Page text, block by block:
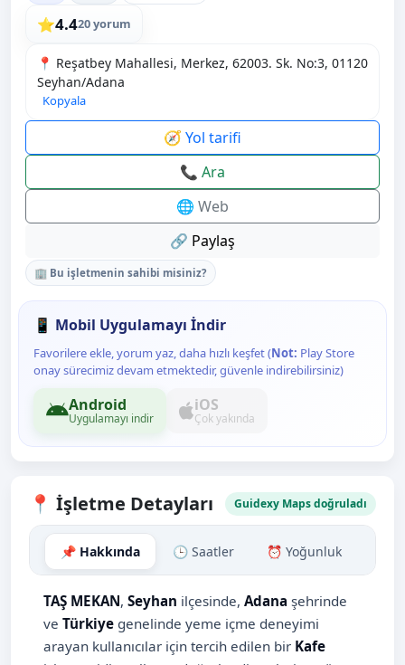
⭐4.420 yorum
📍 Reşatbey Mahallesi, Merkez, 62003. Sk. No:3, 01120
Seyhan/Adana
Kopyala
🧭 Yol tarifi
📞 Ara
🌐 Web
🔗 Paylaş
🏢 Bu işletmenin sahibi misiniz?
📱 Mobil Uygulamayı İndir
Favorilere ekle, yorum yaz, daha hızlı keşfet (Not: Play Store
onay sürecimiz devam etmektedir, güvenle indirebilirsiniz)
Android
Uygulamayı indir
iOS
Çok yakında
📍 İşletme Detayları Guidexy Maps doğruladı
📌 Hakkında 🕒 Saatler ⏰ Yoğunluk
TAŞ MEKAN, Seyhan ilçesinde, Adana şehrinde
ve Türkiye genelinde yeme içme deneyimi
arayan kullanıcılar için tercih edilen bir Kafe